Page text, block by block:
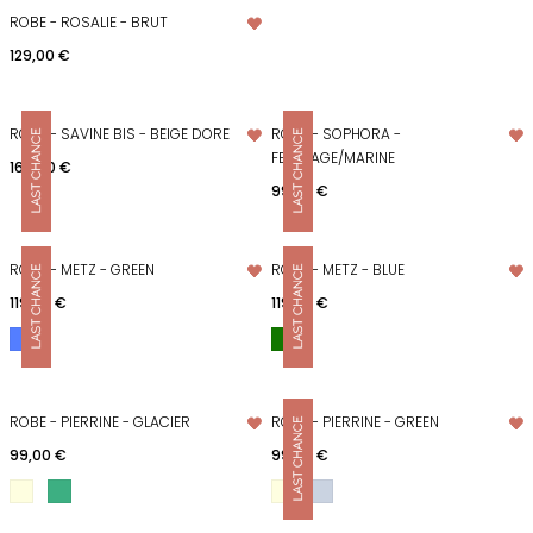
ROBE - ROSALIE - BRUT
Prix
129,00 €
ROBE - SAVINE BIS - BEIGE DORE
Prix
169,00 €
ROBE - SOPHORA -
FEUILLAGE/MARINE
Prix
99,00 €
ROBE - METZ - GREEN
Prix
119,00 €
ROBE - METZ - BLUE
Prix
119,00 €
ROBE - PIERRINE - GLACIER
Prix
99,00 €
ROBE - PIERRINE - GREEN
Prix
99,00 €